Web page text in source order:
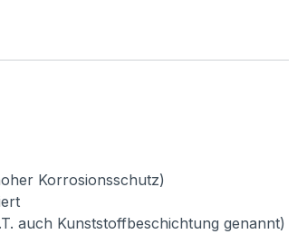
Korrosionsschutz)
auch Kunststoffbeschichtung genannt)